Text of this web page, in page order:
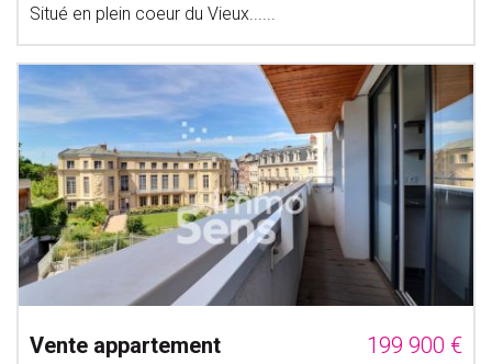
Situé en plein coeur du Vieux......
Vente appartement
199 900 €